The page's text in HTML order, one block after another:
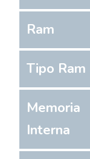
Ram
Tipo Ram
Memoria
Interna